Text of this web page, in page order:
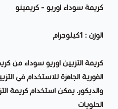
كريمة سوداء اوريو - كريمينو
الوزن : 1كيلوجرام
كريمة التزيين اوريو سوداء من
الفورية الجاهزة للاستخدام في
والديكور. يمكن استخدام كريمة
الحلويات